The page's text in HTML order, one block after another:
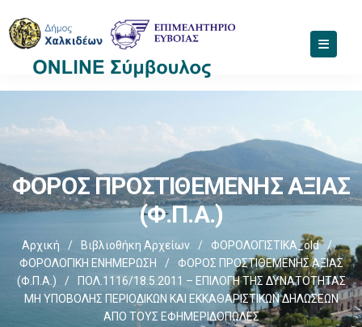
ΦΟΡΟΣ ΠΡΟΣΤΙΘΕΜΕΝΗΣ ΑΞΙΑΣ
(Φ.Π.Α.)
Αρχική / Βιβλιοθήκη Αρχείων / ΦΟΡΟΛΟΓΙΣΤΙΚΑ_old
/
ΦΟΡΟΛΟΓΙΚΗ ΕΝΗΜΕΡΩΣΗ
/
ΦΟΡΟΣ ΠΡΟΣΤΙΘΕΜΕΝΗΣ ΑΞΙΑΣ
(Φ.Π.Α.)
/
ΠΟΛ.1116/18.5.2011 – ΕΠΙΛΟΓΗ ΤΗΣ ΔΥΝΑΤΟΤΗΤΑΣ
ΜΗ ΥΠΟΒΟΛΗΣ ΠΕΡΙΟΔΙΚΩΝ ΚΑΙ ΕΚΚΑΘΑΡΙΣΤΙΚΩΝ ΔΗΛΩΣΕΩΝ
ΑΠΟ ΤΟΥΣ ΕΦΗΜΕΡΙΔΟΠΩΛΕΣ